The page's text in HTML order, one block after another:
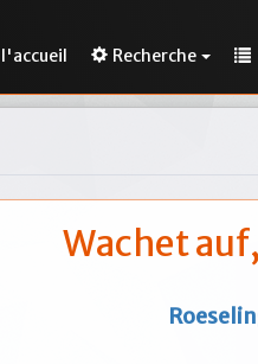
Recherche
Wachet